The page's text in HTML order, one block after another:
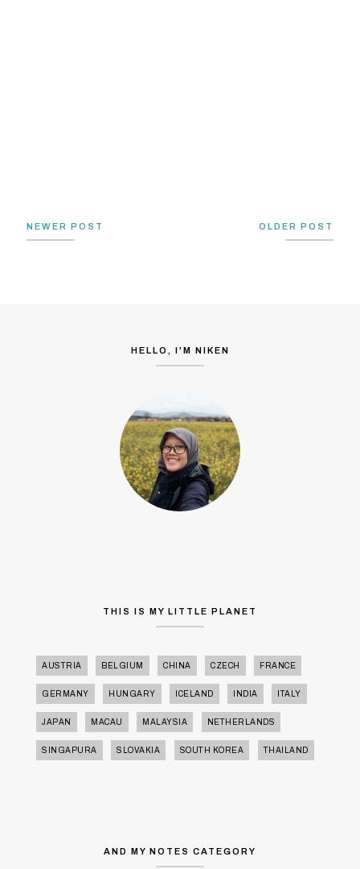
NEWER POST OLDER POST
HELLO, I'M NIKEN
THIS IS MY LITTLE PLANET
AUSTRIA BELGIUM CHINA CZECH FRANCE
GERMANY HUNGARY ICELAND INDIA ITALY
JAPAN MACAU MALAYSIA NETHERLANDS
SINGAPURA SLOVAKIA SOUTH KOREA THAILAND
AND MY NOTES CATEGORY